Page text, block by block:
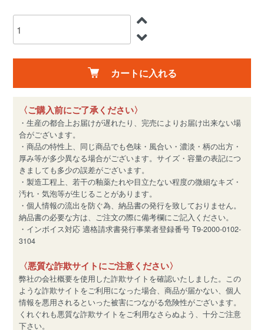
カートに入れる
〈ご購入前にご了承ください〉
・生産の都合上お届けが遅れたり、完売によりお届け出来ない場
合がございます。
・商品の特性上、同じ商品でも色味・風合い・濃淡・柄の出方・
厚み等が多少異なる場合がございます。サイズ・容量の表記につ
きましても多少の誤差がございます。
・製造工程上、若干の釉薬たれや目立たない程度の微細なキズ・
汚れ・気泡等が生じることがあります。
・個人情報の流出を防ぐ為、納品書の発行を致しておりません。
納品書の必要な方は、ご注文の際に備考欄にご記入ください。
・インボイス対応 適格請求書発行事業者登録番号 T9-2000-0102-
3104
〈悪質な詐欺サイトにご注意ください〉
弊社の会社概要を使用した詐欺サイトを確認いたしました。この
ような詐欺サイトをご利用になった場合、商品が届かない、個人
情報を悪用されるといった被害につながる危険性がございます。
くれぐれも悪質な詐欺サイトをご利用なさらぬよう、十分ご注意
下さい。